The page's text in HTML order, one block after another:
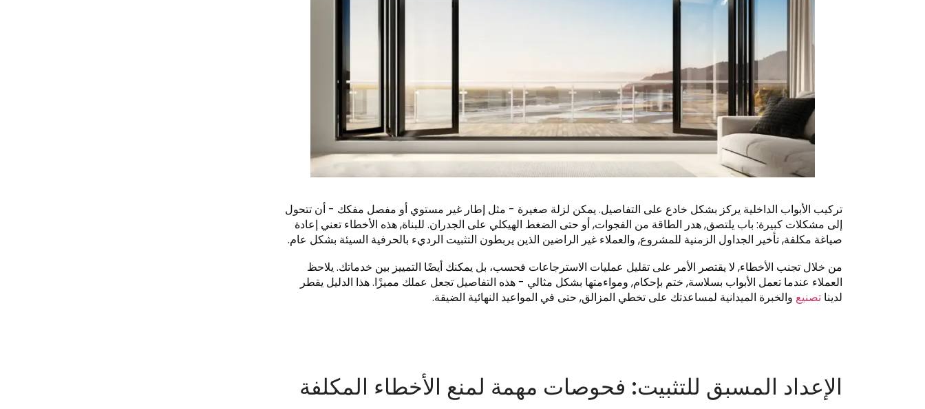
تركيب الأبواب الداخلية يركز بشكل خادع على التفاصيل. يمكن لزلة صغيرة - مثل إطار غير مستوي أو مفصل مفكك - أن تتحول
إلى مشكلات كبيرة: باب يلتصق, هدر الطاقة من الفجوات, أو حتى الضغط الهيكلي على الجدران. للبناة, هذه الأخطاء تعني إعادة
صياغة مكلفة, تأخير الجداول الزمنية للمشروع, والعملاء غير الراضين الذين يربطون التثبيت الرديء بالحرفية السيئة بشكل عام.
من خلال تجنب الأخطاء, لا يقتصر الأمر على تقليل عمليات الاسترجاعات فحسب، بل يمكنك أيضًا التمييز بين خدماتك. يلاحظ
العملاء عندما تعمل الأبواب بسلاسة, ختم بإحكام, ومواءمتها بشكل مثالي - هذه التفاصيل تجعل عملك مميزًا. هذا الدليل يقطر
لدينا تصنيع والخبرة الميدانية لمساعدتك على تخطي المزالق, حتى في المواعيد النهائية الضيقة.
الإعداد المسبق للتثبيت: فحوصات مهمة لمنع الأخطاء المكلفة